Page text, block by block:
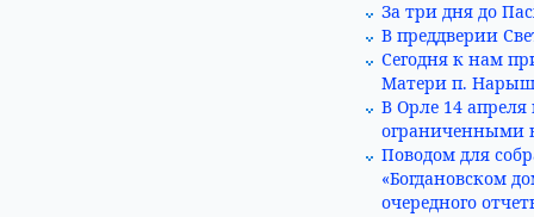
За три дня до
В преддверии
Сегодня к нам
Матери п.
В Орле 14
ограниченными
Поводом для
«Богдановском
очередного